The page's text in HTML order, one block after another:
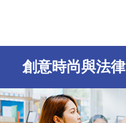
創意時尚與法律